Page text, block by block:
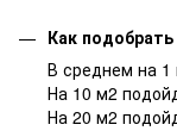
Как
В среднем на 1
На 10 м2
На 20 м2